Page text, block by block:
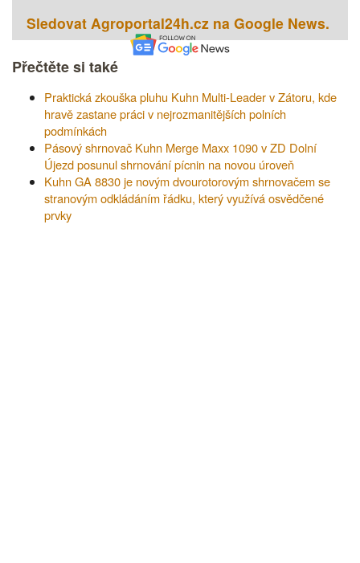
Sledovat Agroportal24h.cz na Google News.
Přečtěte si také
Praktická zkouška pluhu Kuhn Multi-Leader v Zátoru, kde
hravě zastane práci v nejrozmanitějších polních
podmínkách
Pásový shrnovač Kuhn Merge Maxx 1090 v ZD Dolní
Újezd posunul shrnování pícnin na novou úroveň
Kuhn GA 8830 je novým dvourotorovým shrnovačem se
stranovým odkládáním řádku, který využívá osvědčené
prvky